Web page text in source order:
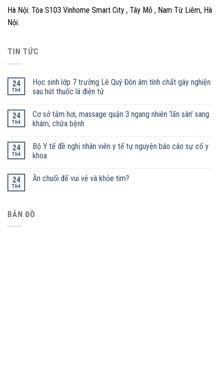
Hà Nội: Tòa S103 Vinhome Smart City , Tây Mỗ , Nam Từ Liêm, Hà
Nội.
TIN TỨC
24
Th4
Học sinh lớp 7 trường Lê Quý Đôn âm tính chất gây nghiện
sau hút thuốc lá điện tử
24
Th4
Cơ sở tắm hơi, massage quận 3 ngang nhiên ‘lấn sân’ sang
khám, chữa bệnh
24
Th4
Bộ Y tế đề nghị nhân viên y tế tự nguyện báo cáo sự cố y
khoa
24
Th4
Ăn chuối để vui vẻ và khỏe tim?
BẢN ĐỒ